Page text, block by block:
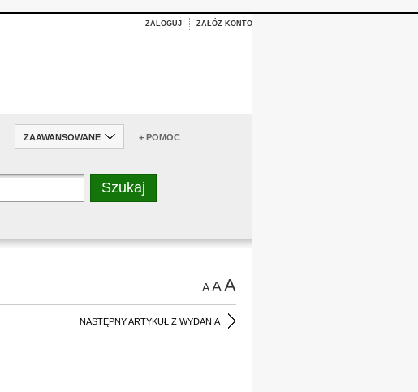
ZALOGUJ ZAŁÓŻ KONTO
ZAAWANSOWANE + POMOC
AAA
NASTĘPNY ARTYKUŁ Z WYDANIA